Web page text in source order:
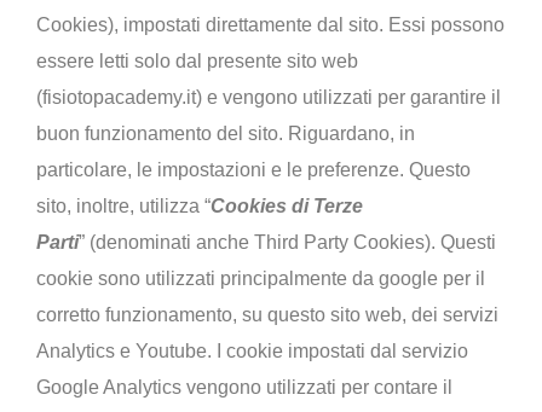
Cookies), impostati direttamente dal sito. Essi possono
essere letti solo dal presente sito web
(fisiotopacademy.it) e vengono utilizzati per garantire il
buon funzionamento del sito. Riguardano, in
particolare, le impostazioni e le preferenze. Questo
sito, inoltre, utilizza “Cookies di Terze
Parti” (denominati anche Third Party Cookies). Questi
cookie sono utilizzati principalmente da google per il
corretto funzionamento, su questo sito web, dei servizi
Analytics e Youtube. I cookie impostati dal servizio
Google Analytics vengono utilizzati per contare il